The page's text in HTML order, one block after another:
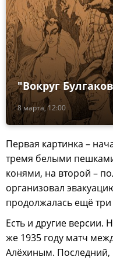
8 марта, 12:00
"Вокруг
Первая картинка –
тремя белыми
конями, на второй –
организовал
продолжалась ещё три
Есть и другие
же 1935 году матч
Алёхиным. Последний,